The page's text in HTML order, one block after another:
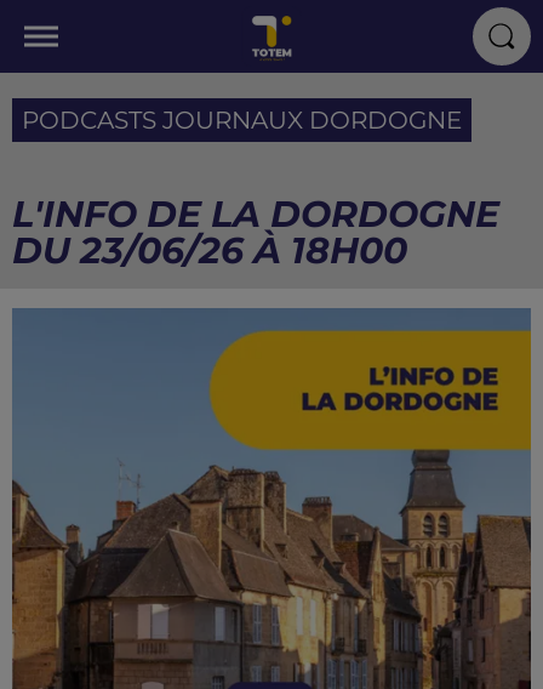
PODCASTS JOURNAUX DORDOGNE
L'INFO DE LA DORDOGNE
DU 23/06/26 À 18H00